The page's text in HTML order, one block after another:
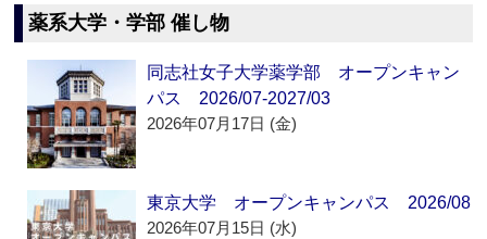
薬系大学・学部 催し物
同志社女子大学薬学部 オープンキャン
パス 2026/07-2027/03
2026年07月17日 (金)
東京大学 オープンキャンパス 2026/08
2026年07月15日 (水)